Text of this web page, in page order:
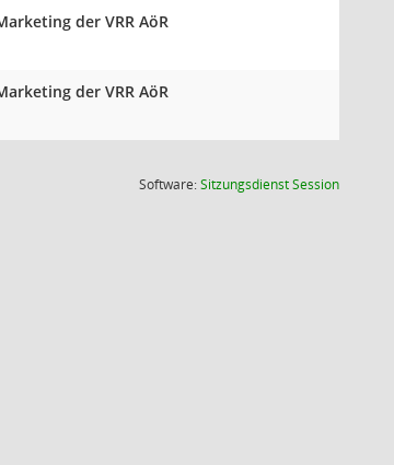
der VRR AöR
der VRR AöR
Software:SitzungsdienstSession(Wird in